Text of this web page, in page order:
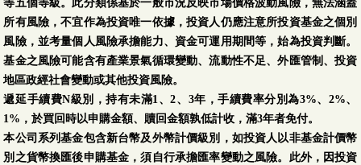
等五個等級。此分類係基於一般市況反映市場價格波動風險，無法涵蓋
所有風險，不宜作為投資唯一依據，投資人仍應注意所投資基金之個別
風險，並考量個人風險承擔能力、資金可運用期間等，始為投資判斷。
基金之風險可能含有產業景氣循環變動、流動性不足、外匯管制、投資
地區政經社會變動或其他投資風險。
遞延手續費N級別，持有未滿1、2、3年，手續費率分別為3%、2%、
1%，於買回時以申購金額、贖回金額孰低計收，滿3年者免付。
本公司系列基金包含新台幣及外幣計價級別，如投資人以非基金計價幣
別之貨幣換匯後申購基金，須自行承擔匯率變動之風險。此外，因投資